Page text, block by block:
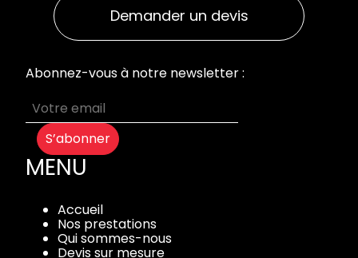
Demander un devis
Abonnez-vous à notre newsletter :
S’abonner
MENU
Accueil
Nos prestations
Qui sommes-nous
Devis sur mesure